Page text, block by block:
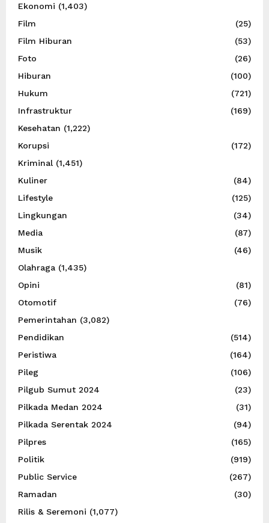
Ekonomi (1,403)
Film
(25)
Film Hiburan
(53)
Foto
(26)
Hiburan
(100)
Hukum
(721)
Infrastruktur
(169)
Kesehatan (1,222)
Korupsi
(172)
Kriminal (1,451)
Kuliner
(84)
Lifestyle
(125)
Lingkungan
(34)
Media
(87)
Musik
(46)
Olahraga (1,435)
Opini
(81)
Otomotif
(76)
Pemerintahan (3,082)
Pendidikan
(514)
Peristiwa
(164)
Pileg
(106)
Pilgub Sumut 2024
(23)
Pilkada Medan 2024
(31)
Pilkada Serentak 2024
(94)
Pilpres
(165)
Politik
(919)
Public Service
(267)
Ramadan
(30)
Rilis & Seremoni (1,077)